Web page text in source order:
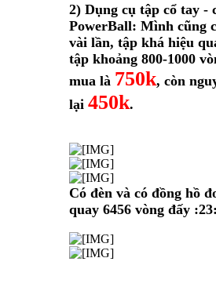
2) Dụng cụ tập cổ tay -
PowerBall: Mình cũng
vài lần, tập khá hiệu
tập khoảng 800-1000
mua là 750k, còn
lại 450k.
Có đèn và có đồng hồ
quay 6456 vòng đấy :23: